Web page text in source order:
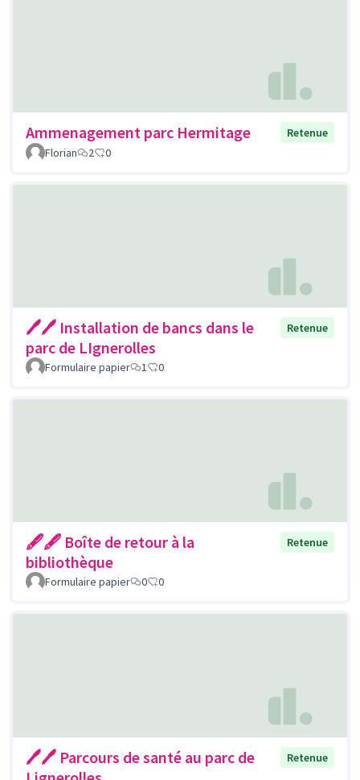
Ammenagement parc Hermitage
Retenue
Florian
2 0
🖊🖊 Installation de bancs dans le
parc de LIgnerolles
Retenue
Formulaire papier 1 0
🖋🖋 Boîte de retour à la
bibliothèque
Retenue
Formulaire papier 0 0
🖊🖊 Parcours de santé au parc de
Retenue